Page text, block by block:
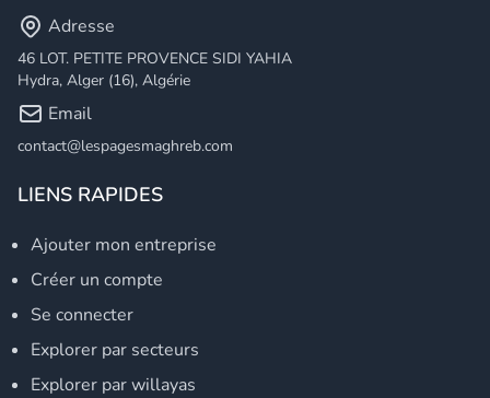
Adresse
46 LOT. PETITE PROVENCE SIDI YAHIA
Hydra, Alger (16), Algérie
Email
contact@lespagesmaghreb.com
LIENS RAPIDES
Ajouter mon entreprise
Créer un compte
Se connecter
Explorer par secteurs
Explorer par willayas